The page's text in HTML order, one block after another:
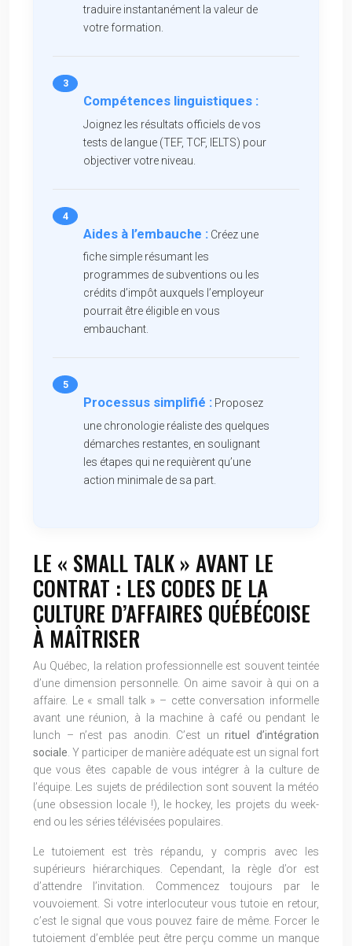
traduire instantanément la valeur de
votre formation.
Compétences linguistiques :
Joignez les résultats officiels de vos
tests de langue (TEF, TCF, IELTS) pour
objectiver votre niveau.
Aides à l’embauche : Créez une
fiche simple résumant les
programmes de subventions ou les
crédits d’impôt auxquels l’employeur
pourrait être éligible en vous
embauchant.
Processus simplifié : Proposez
une chronologie réaliste des quelques
démarches restantes, en soulignant
les étapes qui ne requièrent qu’une
action minimale de sa part.
LE « SMALL TALK » AVANT LE
CONTRAT : LES CODES DE LA
CULTURE D’AFFAIRES QUÉBÉCOISE
À MAÎTRISER
Au Québec, la relation professionnelle est souvent teintée
d’une dimension personnelle. On aime savoir à qui on a
affaire. Le « small talk » – cette conversation informelle
avant une réunion, à la machine à café ou pendant le
lunch – n’est pas anodin. C’est unrituel d’intégration
sociale . Y participer de manière adéquate est un signal fort
que vous êtes capable de vous intégrer à la culture de
l’équipe. Les sujets de prédilection sont souvent la météo
(une obsession locale !), le hockey, les projets du week-
end ou les séries télévisées populaires.
Le tutoiement est très répandu, y compris avec les
supérieurs hiérarchiques. Cependant, la règle d’or est
d’attendre l’invitation. Commencez toujours par le
vouvoiement. Si votre interlocuteur vous tutoie en retour,
c’est le signal que vous pouvez faire de même. Forcer le
tutoiement d’emblée peut être perçu comme un manque